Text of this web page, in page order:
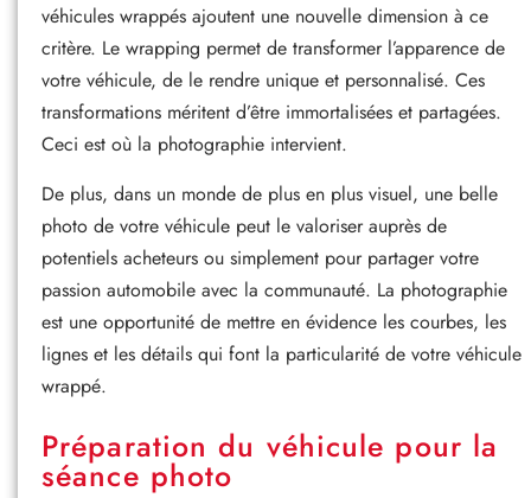
véhicules wrappés ajoutent une nouvelle dimension à ce
critère. Le wrapping permet de transformer l’apparence de
votre véhicule, de le rendre unique et personnalisé. Ces
transformations méritent d’être immortalisées et partagées.
Ceci est où la photographie intervient.
De plus, dans un monde de plus en plus visuel, une belle
photo de votre véhicule peut le valoriser auprès de
potentiels acheteurs ou simplement pour partager votre
passion automobile avec la communauté. La photographie
est une opportunité de mettre en évidence les courbes, les
lignes et les détails qui font la particularité de votre véhicule
wrappé.
Préparation du véhicule pour la
séance photo